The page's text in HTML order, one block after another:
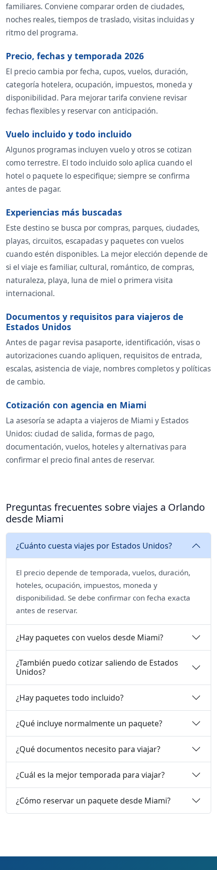
familiares. Conviene comparar orden de ciudades,
noches reales, tiempos de traslado, visitas incluidas y
ritmo del programa.
Precio, fechas y temporada 2026
El precio cambia por fecha, cupos, vuelos, duración,
categoría hotelera, ocupación, impuestos, moneda y
disponibilidad. Para mejorar tarifa conviene revisar
fechas flexibles y reservar con anticipación.
Vuelo incluido y todo incluido
Algunos programas incluyen vuelo y otros se cotizan
como terrestre. El todo incluido solo aplica cuando el
hotel o paquete lo especifique; siempre se confirma
antes de pagar.
Experiencias más buscadas
Este destino se busca por compras, parques, ciudades,
playas, circuitos, escapadas y paquetes con vuelos
cuando estén disponibles. La mejor elección depende de
si el viaje es familiar, cultural, romántico, de compras,
naturaleza, playa, luna de miel o primera visita
internacional.
Documentos y requisitos para viajeros de
Estados Unidos
Antes de pagar revisa pasaporte, identificación, visas o
autorizaciones cuando apliquen, requisitos de entrada,
escalas, asistencia de viaje, nombres completos y políticas
de cambio.
Cotización con agencia en Miami
La asesoría se adapta a viajeros de Miami y Estados
Unidos: ciudad de salida, formas de pago,
documentación, vuelos, hoteles y alternativas para
confirmar el precio final antes de reservar.
Preguntas frecuentes sobre viajes a Orlando
desde Miami
¿Cuánto cuesta viajes por Estados Unidos?
El precio depende de temporada, vuelos, duración,
hoteles, ocupación, impuestos, moneda y
disponibilidad. Se debe confirmar con fecha exacta
antes de reservar.
¿Hay paquetes con vuelos desde Miami?
¿También puedo cotizar saliendo de Estados
Unidos?
¿Hay paquetes todo incluido?
¿Qué incluye normalmente un paquete?
¿Qué documentos necesito para viajar?
¿Cuál es la mejor temporada para viajar?
¿Cómo reservar un paquete desde Miami?